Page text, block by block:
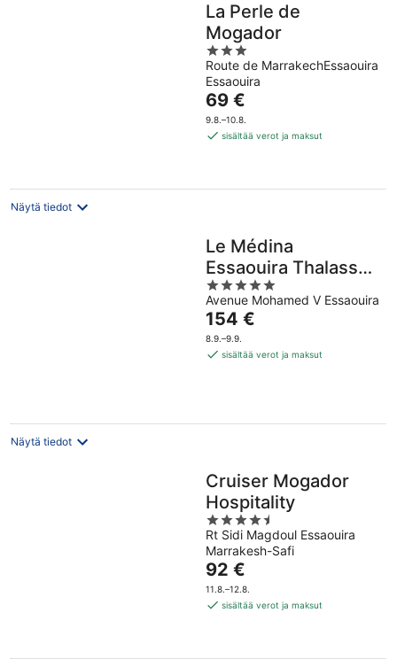
La Perle de
Mogador
3
out
of
5
Route de MarrakechEssaouira
Essaouira
Hinta
on
69 €
69 €
9.8.–10.8.
sisältää verot ja maksut
Näytä tiedot
Le Médina
Essaouira Thalassa
Sea & Spa -
MGallery Collection
5
out
of
5
Avenue Mohamed V Essaouira
Hinta
on
154 €
154 €
8.9.–9.9.
sisältää verot ja maksut
Näytä tiedot
Cruiser Mogador
Hospitality
4.5
out
of
5
Rt Sidi Magdoul Essaouira
Marrakesh-Safi
Hinta
on
92 €
92 €
11.8.–12.8.
sisältää verot ja maksut